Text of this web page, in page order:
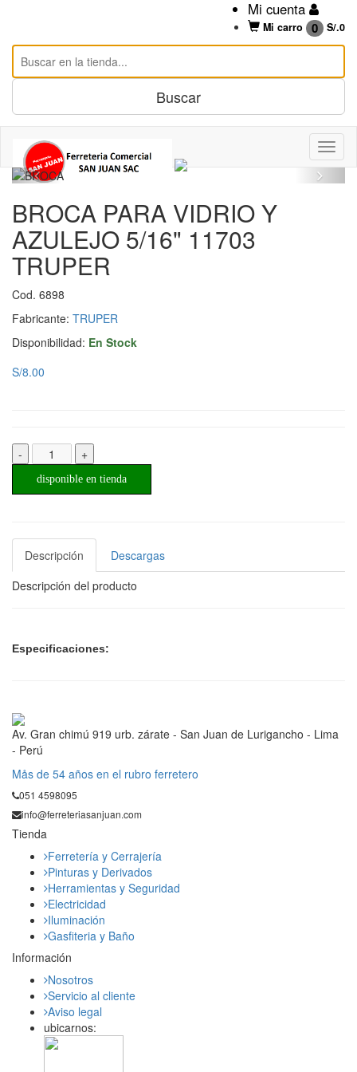
Mi cuenta
Mi carro 0 S/.0
BROCA PARA VIDRIO Y
AZULEJO 5/16" 11703
TRUPER
Cod. 6898
Fabricante: TRUPER
Disponibilidad: En Stock
S/8.00
- +
disponible en tienda
Descripción
Descargas
Descripción del producto
Especificaciones:
Av. Gran chimú 919 urb. zárate - San Juan de Lurigancho - Lima
- Perú
Mås de 54 años en el rubro ferretero
051 4598095
info@ferreteriasanjuan.com
Tienda
Ferretería y Cerrajería
Pinturas y Derivados
Herramientas y Seguridad
Electricidad
Iluminación
Gasfiteria y Baño
Información
Nosotros
Servicio al cliente
Aviso legal
ubicarnos: